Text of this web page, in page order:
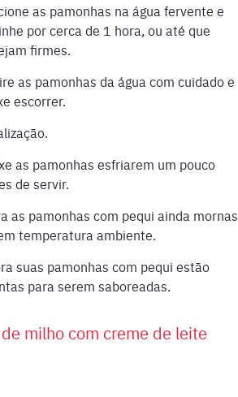
as pamonhas na água fervente e
por cerca de 1 hora, ou até que
firmes.
as pamonhas da água com cuidado e
escorrer.
as pamonhas esfriarem um pouco
de servir.
as pamonhas com pequi ainda mornas
temperatura ambiente.
suas pamonhas com pequi estão
para serem saboreadas.
milho com creme de leite